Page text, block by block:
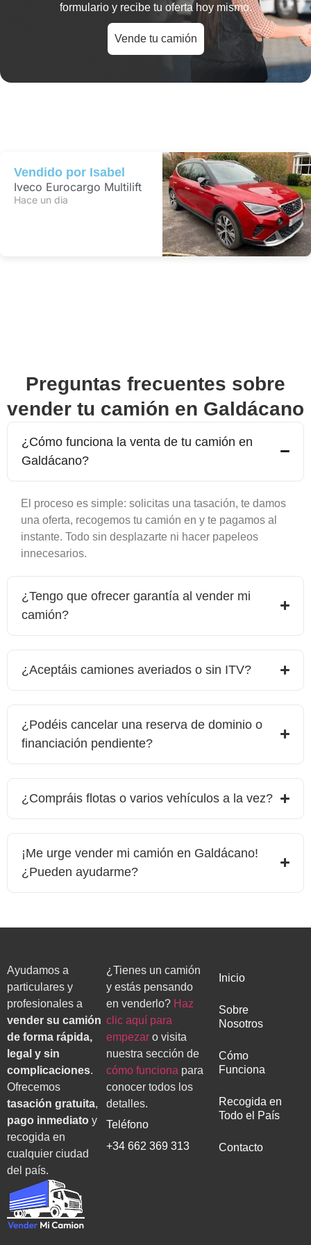
formulario y recibe tu oferta hoy mismo.
Vende tu camión
Vendido porAna
Camión Pluma
Hace 2 horas
Preguntas frecuentes sobre
vender tu camión en Galdácano
¿Cómo funciona la venta de tu camión en
Galdácano?
El proceso es simple: solicitas una tasación, te damos
una oferta, recogemos tu camión en y te pagamos al
instante. Todo sin desplazarte ni hacer papeleos
innecesarios.
¿Tengo que ofrecer garantía al vender mi
camión?
¿Aceptáis camiones averiados o sin ITV?
¿Podéis cancelar una reserva de dominio o
financiación pendiente?
¿Compráis flotas o varios vehículos a la vez?
¡Me urge vender mi camión en Galdácano!
¿Pueden ayudarme?
Ayudamos a
particulares y
profesionales a
vender su camión
de forma rápida,
legal y sin
complicaciones.
Ofrecemos
tasación gratuita,
pago inmediato y
recogida en
cualquier ciudad
del país.
¿Tienes un camión
y estás pensando
en venderlo? Haz
clic aquí para
empezaro visita
nuestra sección de
cómo funciona para
conocer todos los
detalles.
Teléfono
+34 662 369 313
Inicio
Sobre
Nosotros
Cómo
Funciona
Recogida en
Todo el País
Contacto